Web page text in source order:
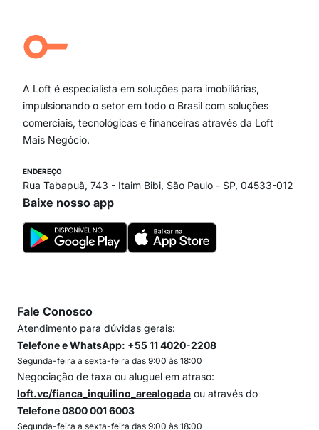
Campo Belo
Ipiranga
Paraíso
Itaim Bibi
A Loft é especialista em soluções para imobiliárias,
impulsionando o setor em todo o Brasil com soluções
comerciais, tecnológicas e financeiras através da Loft
Mais Negócio.
ENDEREÇO
Rua Tabapuã, 743 - Itaim Bibi, São Paulo - SP, 04533-012
Baixe nosso app
Fale Conosco
Atendimento para dúvidas gerais:
Telefone e WhatsApp: +55 11 4020-2208
Segunda-feira a sexta-feira das 9:00 às 18:00
Negociação de taxa ou aluguel em atraso:
loft.vc/fianca_inquilino_arealogada ou através do
Telefone 0800 001 6003
Segunda-feira a sexta-feira das 9:00 às 18:00